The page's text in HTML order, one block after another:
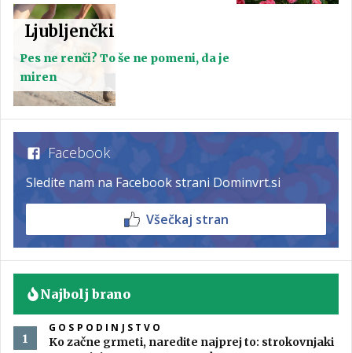
Ljubljenčki
Pes ne renči? To še ne pomeni, da je
miren
Facebook
Sledite nam na Facebook strani Dominvrt.si
Všečkaj stran
Najbolj brano
GOSPODINJSTVO
Ko začne grmeti, naredite najprej to: strokovnjaki